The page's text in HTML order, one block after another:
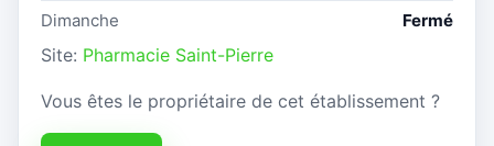
Dimanche
Fermé
Site: Pharmacie Saint-Pierre
Vous êtes le propriétaire de cet établissement ?